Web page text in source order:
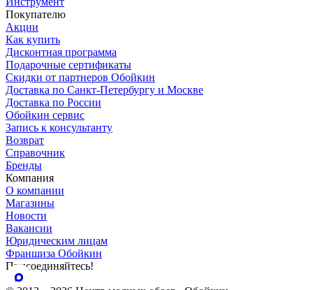
Покупателю
Акции
Как купить
Дисконтная программа
Подарочные сертификаты
Скидки от партнеров Обойкин
Доставка по Санкт-Петербургу и Москве
Доставка по России
Обойкин сервис
Запись к консультанту
Возврат
Справочник
Бренды
Компания
О компании
Магазины
Новости
Вакансии
Юридическим лицам
Франшиза Обойкин
Присоединяйтесь!